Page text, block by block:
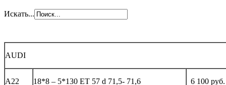
Искать...
AUDI
А22 18*8 – 5*130 ET 57 d 71,5- 71,6 6 100 руб.